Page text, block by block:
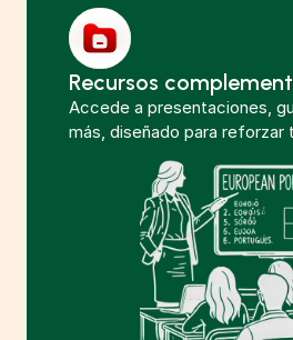
Recursos
Accede a presentaciones,
más, diseñado para reforzar